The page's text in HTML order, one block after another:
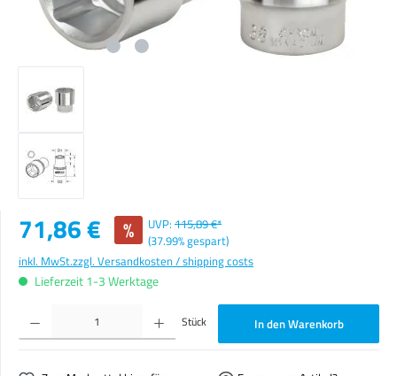
Verkaufspreis:
71,86 € % UVP: 115,89 €*
(37.99% gespart)
inkl. MwSt.zzgl. Versandkosten / shipping costs
Lieferzeit 1-3 Werktage
Produkt Anzahl: Gib den gewünschten Wert ein oder benutze die Schaltflächen um die Anzahl zu
Stück In den Warenkorb